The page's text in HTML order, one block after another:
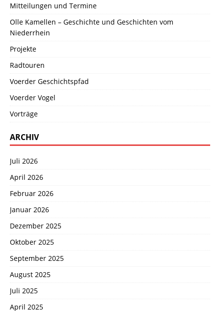
Mitteilungen und Termine
Olle Kamellen – Geschichte und Geschichten vom
Niederrhein
Projekte
Radtouren
Voerder Geschichtspfad
Voerder Vogel
Vorträge
ARCHIV
Juli 2026
April 2026
Februar 2026
Januar 2026
Dezember 2025
Oktober 2025
September 2025
August 2025
Juli 2025
April 2025